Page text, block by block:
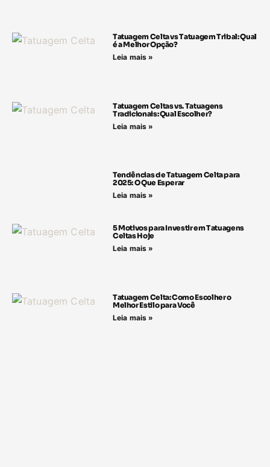
Tatuagem Celta vs Tatuagem Tribal: Qual
é a Melhor Opção?
Leia mais »
Tatuagem Celtas vs. Tatuagens
Tradicionais: Qual Escolher?
Leia mais »
Tendências de Tatuagem Celta para
2025: O Que Esperar
Leia mais »
5 Motivos para Investir em Tatuagens
Celtas Hoje
Leia mais »
Tatuagem Celta: Como Escolher o
Melhor Estilo para Você
Leia mais »